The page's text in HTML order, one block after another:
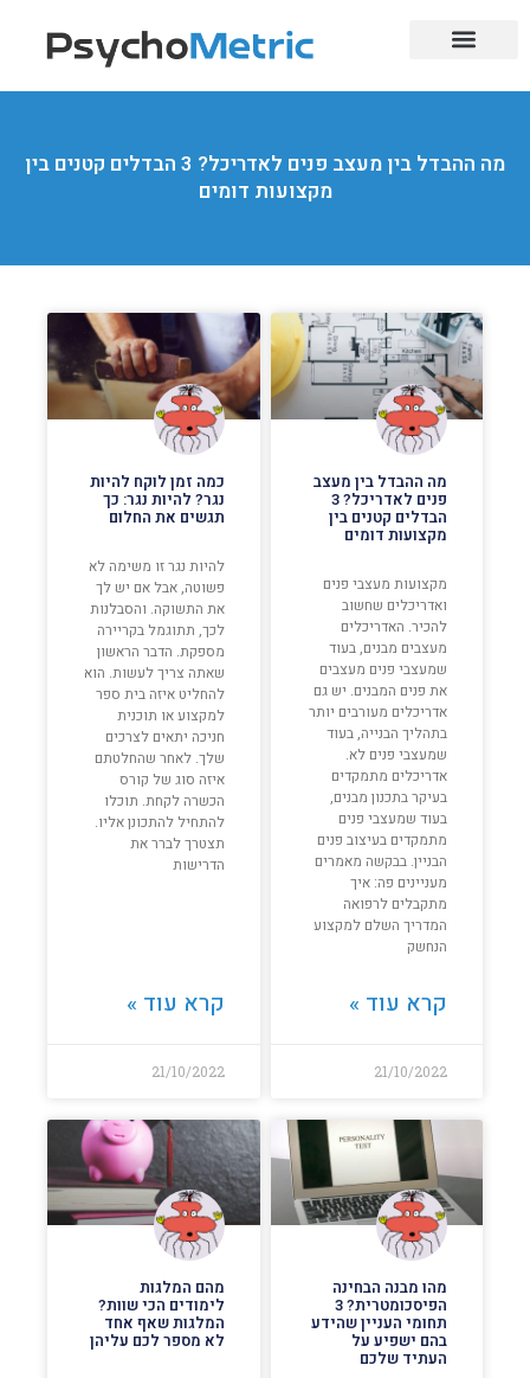
מה ההבדל בין מעצב פנים לאדריכל? 3 הבדלים קטנים בין
מקצועות דומים
מה ההבדל בין מעצב
פנים לאדריכל? 3
הבדלים קטנים בין
מקצועות דומים
מקצועות מעצבי פנים
ואדריכלים שחשוב
להכיר. האדריכלים
מעצבים מבנים, בעוד
שמעצבי פנים מעצבים
את פנים המבנים. יש גם
אדריכלים מעורבים יותר
בתהליך הבנייה, בעוד
שמעצבי פנים לא.
אדריכלים מתמקדים
בעיקר בתכנון מבנים,
בעוד שמעצבי פנים
מתמקדים בעיצוב פנים
הבניין. בבקשה מאמרים
מעניינים פה: איך
מתקבלים לרפואה
המדריך השלם למקצוע
הנחשק
קרא עוד »
21/10/2022
כמה זמן לוקח להיות
נגר? להיות נגר: כך
תגשים את החלום
להיות נגר זו משימה לא
פשוטה, אבל אם יש לך
את התשוקה. והסבלנות
לכך, תתוגמל בקריירה
מספקת. הדבר הראשון
שאתה צריך לעשות. הוא
להחליט איזה בית ספר
למקצוע או תוכנית
חניכה יתאים לצרכים
שלך. לאחר שהחלטתם
איזה סוג של קורס
הכשרה לקחת. תוכלו
להתחיל להתכונן אליו.
תצטרך לברר את
הדרישות
קרא עוד »
21/10/2022
מהו מבנה הבחינה
הפיסכומטרית? 3
תחומי העניין שהידע
בהם ישפיע על
העתיד שלכם
מהם המלגות
לימודים הכי שוות?
המלגות שאף אחד
לא מספר לכם עליהן